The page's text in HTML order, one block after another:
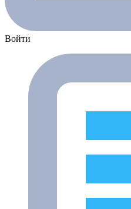
Войти